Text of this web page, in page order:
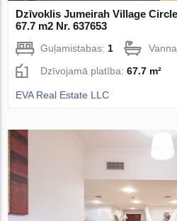
Dzīvoklis Jumeirah Village
67.7 m2 Nr. 637653
Guļamistabas: 1
Dzīvojamā platība:67.7 m²
EVA Real Estate LLC